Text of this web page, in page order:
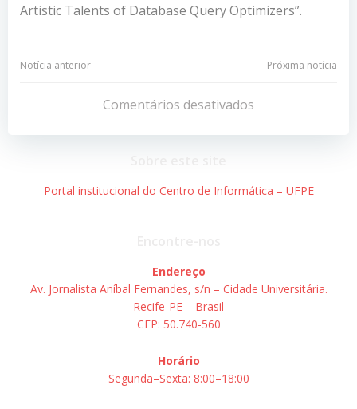
Artistic Talents of Database Query Optimizers”.
Navegação
Post
Notícia anterior
Navegação
de
Post
Próxima notícia
Comentários desativados
Portal institucional do Centro de Informática – UFPE
Endereço
Av. Jornalista Aníbal Fernandes, s/n – Cidade Universitária.
Recife-PE – Brasil
CEP: 50.740-560
Horário
Segunda–Sexta: 8:00–18:00